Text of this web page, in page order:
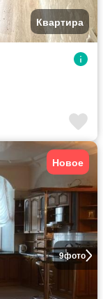
Квартира
9фото
Новое